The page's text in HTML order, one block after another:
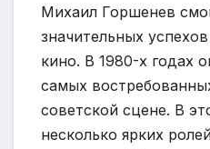
Михаил Горшенев
значительных
кино. В 1980-х годах
самых
советской сцене. В
несколько ярких